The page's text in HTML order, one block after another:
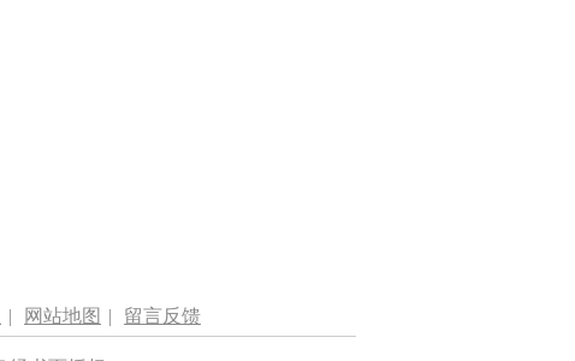
| 网站地图 | 留言反馈